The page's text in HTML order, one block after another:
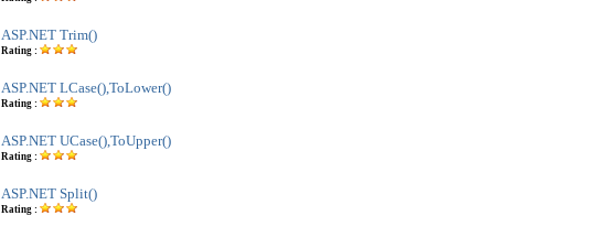
ASP.NET Trim()
Rating :
ASP.NET LCase(),ToLower()
Rating :
ASP.NET UCase(),ToUpper()
Rating :
ASP.NET Split()
Rating :